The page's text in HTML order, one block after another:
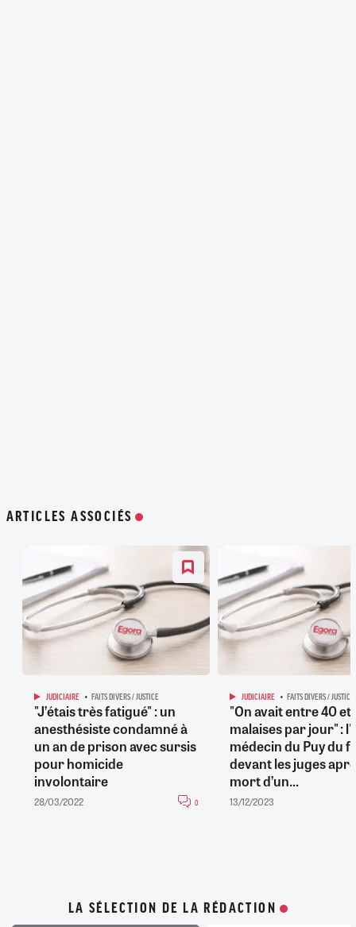
ARTICLES ASSOCIÉS
JUDICIAIRE FAITS DIVERS / JUSTICE
"J’étais très fatigué" : un
anesthésiste condamné à
un an de prison avec sursis
pour homicide
involontaire
28/03/2022 0
JUDICIAIRE FAITS DIVERS / JUSTICE
"On avait entre 40 et
malaises par jour" :
médecin du Puy du
devant les juges
mort d’un...
13/12/2023
LA SÉLECTION DE LA RÉDACTION